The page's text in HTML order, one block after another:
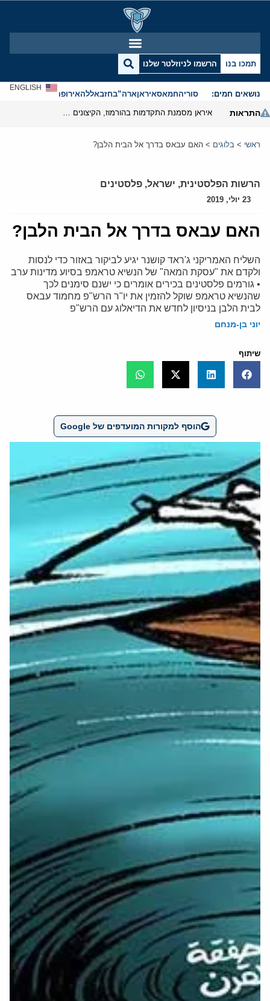
תמכו בנו הרשמו לניוזלטר שלנו
נושאים חמים: סוריהחמאסאיראןארה”בחזבאללהאירופהאנטישמיות
ENGLISH
התראות
ראשי > בלוגים > האם עבאס בדרך אל הבית הלבן?
הרשות הפלסטינית, ישראל, פלסטינים
23 יולי, 2019
האם עבאס בדרך אל הבית הלבן?
השליח האמריקני ג'ראד קושנר יגיע לביקור באזור כדי לנסות
ולקדם את "עסקת המאה" של הנשיא טראמפ בסיוע מדינות ערב
• גורמים פלסטינים בכירים אומרים כי ישנם סימנים לכך
שהנשיא טראמפ שוקל להזמין את יו"ר הרש"פ מחמוד עבאס
לבית הלבן בניסיון לחדש את הדיאלוג עם הרש"פ
יוני בן-מנחם
שיתוף
הוסף למקורות המועדפים של Google